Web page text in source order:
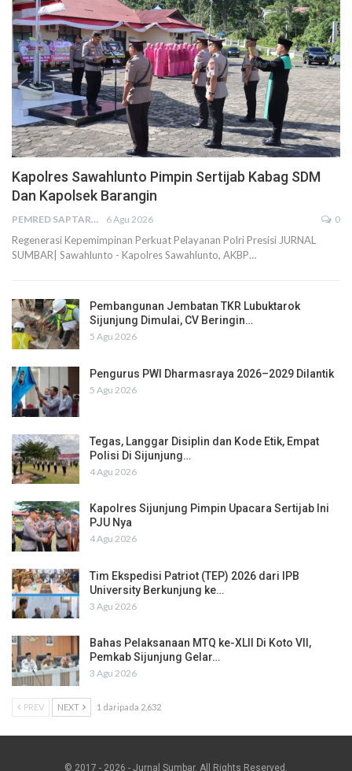
Kapolres Sawahlunto Pimpin Sertijab Kabag SDM
Dan Kapolsek Barangin
PEMRED SAPTARIUS 6 Agu 2026 0
Regenerasi Kepemimpinan Perkuat Pelayanan Polri Presisi JURNAL
SUMBAR| Sawahlunto - Kapolres Sawahlunto, AKBP…
Pembangunan Jembatan TKR Lubuktarok
Sijunjung Dimulai, CV Beringin…
5 Agu 2026
Pengurus PWI Dharmasraya 2026–2029 Dilantik
5 Agu 2026
Tegas, Langgar Disiplin dan Kode Etik, Empat
Polisi Di Sijunjung…
4 Agu 2026
Kapolres Sijunjung Pimpin Upacara Sertijab Ini
PJU Nya
4 Agu 2026
Tim Ekspedisi Patriot (TEP) 2026 dari IPB
University Berkunjung ke…
3 Agu 2026
Bahas Pelaksanaan MTQ ke-XLII Di Koto VII,
Pemkab Sijunjung Gelar…
3 Agu 2026
PREV NEXT 1 daripada 2,632
© 2017 - 2026 - Jurnal Sumbar. All Rights Reserved.